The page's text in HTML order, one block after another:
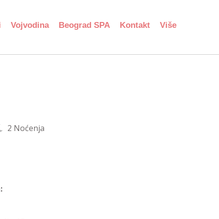
Vojvodina Beograd SPA Kontakt Više
2 Noćenja